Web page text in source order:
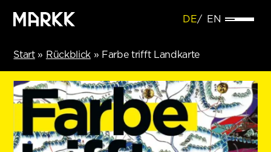
DE EN
Start» Rückblick» Farbe trifft Landkarte